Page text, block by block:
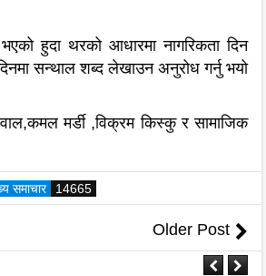
हुदा थरको आधारमा नागरिकता दिन
सन्थाल शब्द लेखाउन अनुरोध गर्नु भयो
मर्डी ,विक्रम किस्कु र सामाजिक
समाचार 14665
Older Post